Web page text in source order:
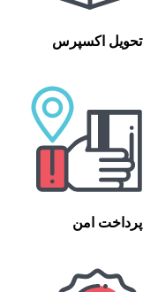
تحویل اکسپرس
پرداخت امن